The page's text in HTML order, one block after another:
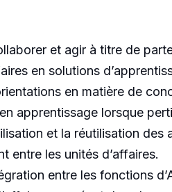
et agir à titre de
en solutions
en matière de
apprentissage lorsque
et la réutilisation
entre les unités d’affaires.
entre les fonctions